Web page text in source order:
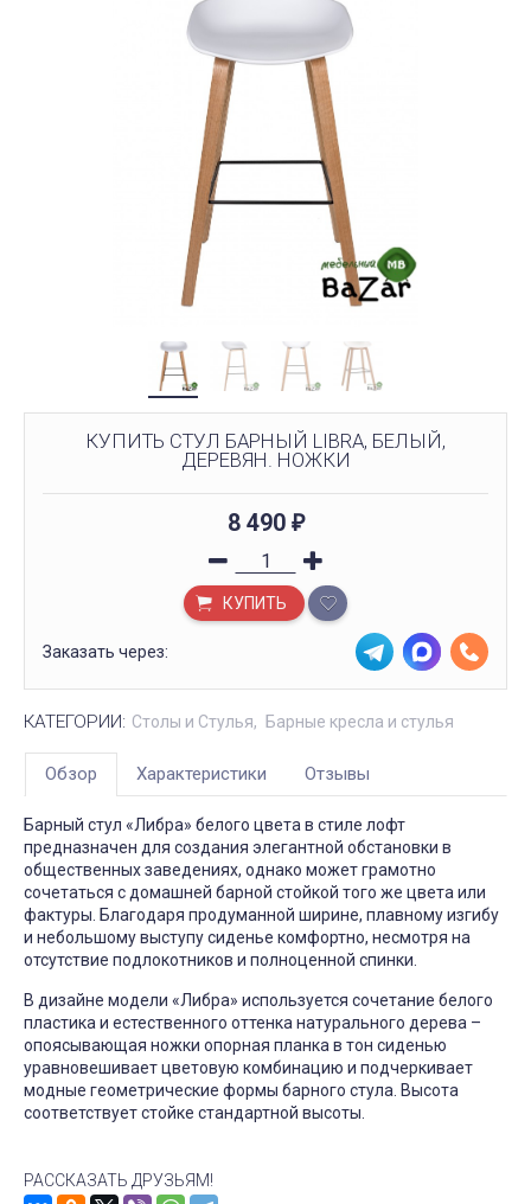
КУПИТЬ СТУЛ БАРНЫЙ LIBRA, БЕЛЫЙ,
ДЕРЕВЯН. НОЖКИ
8 490 ₽
КУПИТЬ
Заказать через:
КАТЕГОРИИ: Столы и Стулья Барные кресла и стулья
Обзор Характеристики Отзывы
Барный стул «Либра» белого цвета в стиле лофт
предназначен для создания элегантной обстановки в
общественных заведениях, однако может грамотно
сочетаться с домашней барной стойкой того же цвета или
фактуры. Благодаря продуманной ширине, плавному изгибу
и небольшому выступу сиденье комфортно, несмотря на
отсутствие подлокотников и полноценной спинки.
В дизайне модели «Либра» используется сочетание белого
пластика и естественного оттенка натурального дерева –
опоясывающая ножки опорная планка в тон сиденью
уравновешивает цветовую комбинацию и подчеркивает
модные геометрические формы барного стула. Высота
соответствует стойке стандартной высоты.
РАССКАЗАТЬ ДРУЗЬЯМ!